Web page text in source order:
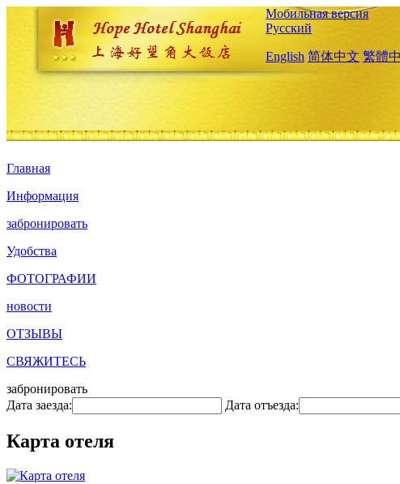
Мобильная версия
Русский
English 简体中文 繁體
Главная
Информация
забронировать
Удобства
ФОТОГРАФИИ
новости
ОТЗЫВЫ
СВЯЖИТЕСЬ
забронировать
Дата заезда:
Дата отъезда:
Карта отеля